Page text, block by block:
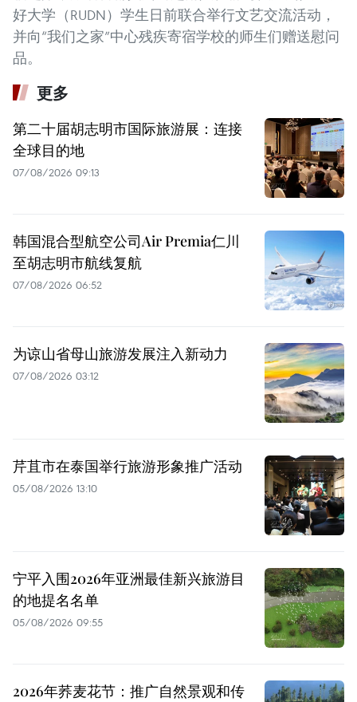
好大学（RUDN）学生日前联合举行文艺交流活动，
并向“我们之家”中心残疾寄宿学校的师生们赠送慰问
品。
更多
第二十届胡志明市国际旅游展：连接
全球目的地
07/08/2026 09:13
韩国混合型航空公司Air Premia仁川
至胡志明市航线复航
07/08/2026 06:52
为谅山省母山旅游发展注入新动力
07/08/2026 03:12
芹苴市在泰国举行旅游形象推广活动
05/08/2026 13:10
宁平入围2026年亚洲最佳新兴旅游目
的地提名名单
05/08/2026 09:55
2026年荞麦花节：推广自然景观和传